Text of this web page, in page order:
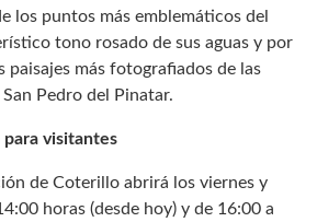
los puntos más emblemáticos del
tono rosado de sus aguas y por
paisajes más fotografiados de las
Pedro del Pinatar.
para visitantes
de Coterillo abrirá los viernes y
horas (desde hoy) y de 16:00 a